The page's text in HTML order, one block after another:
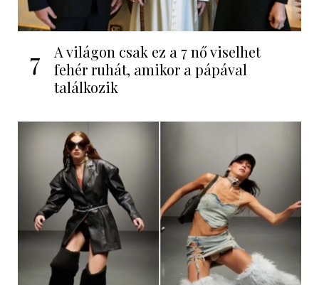
7
A világon csak ez a 7 nő viselhet
fehér ruhát, amikor a pápával
találkozik